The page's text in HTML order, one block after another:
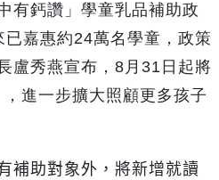
有鈣讚」學童乳品補助政
已嘉惠約24萬名學童，政策
盧秀燕宣布， 8 月 31 日起將
，進一步擴大照顧更多孩子
補助對象外，將新增就讀